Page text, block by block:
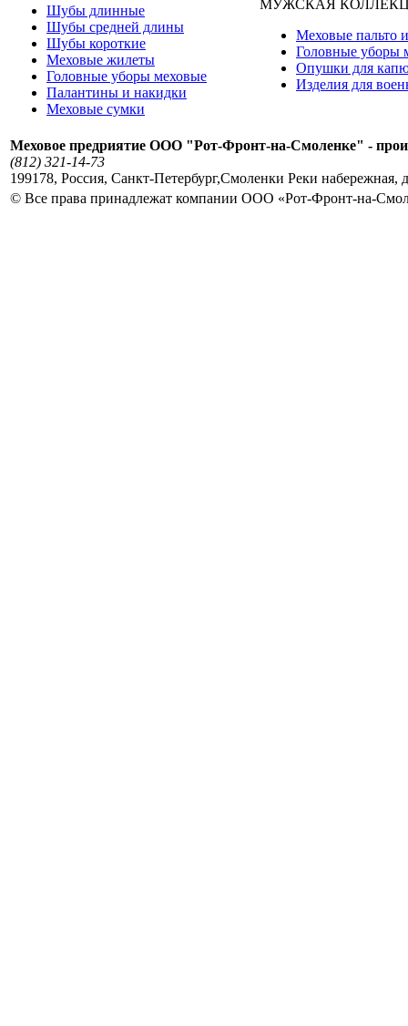
Шубы длинные
Шубы средней длины
Шубы короткие
Меховые жилеты
Головные уборы меховые
Палантины и накидки
Меховые сумки
МУЖСКАЯ
Меховые пальто
Головные уборы
Опушки для
Изделия для
Меховое предриятие ООО "Рот-Фронт-на-Смоленке" -
(812) 321-14-73
199178, Россия, Санкт-Петербург,Смоленки Реки набережная,
© Все права принадлежат компании ООО «Рот-Фронт-на-